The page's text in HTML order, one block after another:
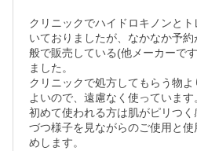
クリニックでハイドロキノンと
いておりましたが、なかなか予
般で販売している(他メーカーで
ました。
クリニックで処方してもらう物
よいので、遠慮なく使っています
初めて使われる方は肌がピリつ
づつ様子を見ながらのご使用と
めします。